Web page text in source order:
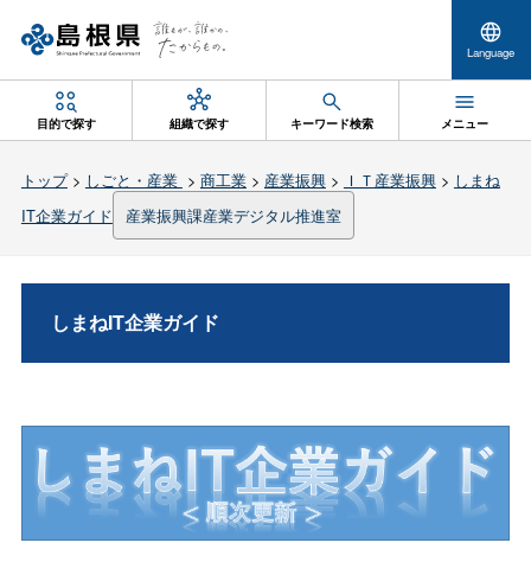
Language
目的で探す 組織で探す キーワード検索 メニュー
トップ> しごと・産業 > 商工業> 産業振興> ＩＴ産業振興> しまね
IT企業ガイド
産業振興課産業デジタル推進室
しまねIT企業ガイド